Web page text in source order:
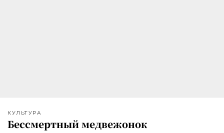
КУЛЬТУРА
Бессмертный медвежонок